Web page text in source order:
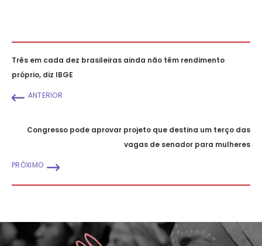
Três em cada dez brasileiras ainda não têm rendimento
próprio, diz IBGE
ANTERIOR
Congresso pode aprovar projeto que destina um terço das
vagas de senador para mulheres
PRÓXIMO